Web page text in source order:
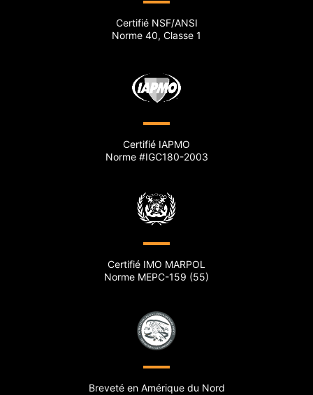
Certifié NSF/ANSI
Norme 40, Classe 1
Certifié IAPMO
Norme #IGC180-2003
Certifié IMO MARPOL
Norme MEPC-159 (55)
Breveté en Amérique du Nord